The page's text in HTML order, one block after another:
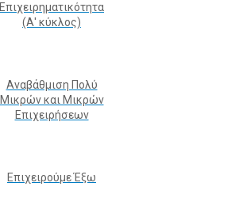
Επιχειρηματικότητα
(Α' κύκλος)
Αναβάθμιση Πολύ
Μικρών και Μικρών
Επιχειρήσεων
Επιχειρούμε Έξω